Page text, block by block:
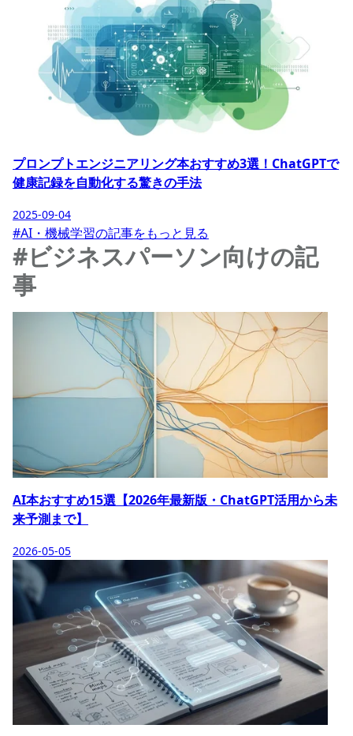
プロンプトエンジニアリング本おすすめ3選！ChatGPTで
健康記録を自動化する驚きの手法
2025-09-04
#AI・機械学習の記事をもっと見る
#ビジネスパーソン向けの記
事
AI本おすすめ15選【2026年最新版・ChatGPT活用から未
来予測まで】
2026-05-05